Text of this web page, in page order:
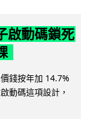
啟動碼鎖死
錢按年加 14.7%
動碼這項設計，